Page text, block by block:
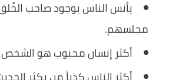
يأنس الناس بوجود صاحب
مجلسهم.
أكثر إنسان محبوب هو الشخص